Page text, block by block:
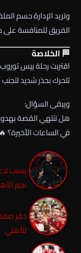
وتريد الإدارة حسم
الفريق للمنافسة على
🏁 الخلاصة
اقتربت رحلةييس توروب
تتحرك بحذر شديد
ويبقى السؤال:
هل تنتهي القصة
في الساعات الأخيرة؟
بسبب
نجم
دمّر
للأهلي